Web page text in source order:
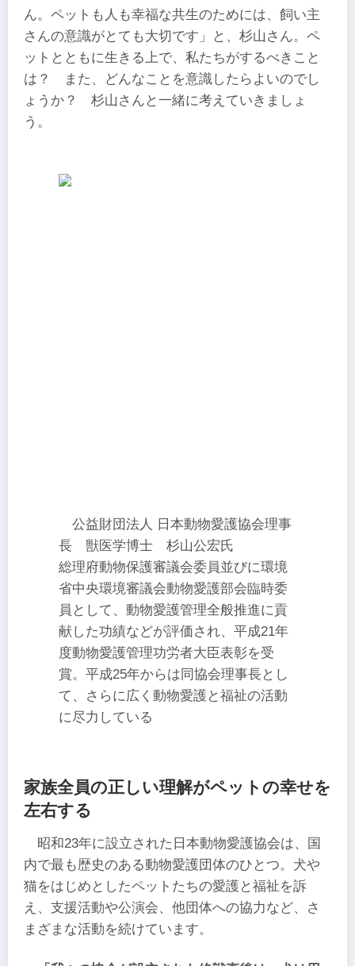
ん。ペットも人も幸福な共生のためには、飼い主
さんの意識がとても大切です」と、杉山さん。ペ
ットとともに生きる上で、私たちがするべきこと
は？ また、どんなことを意識したらよいのでし
ょうか？ 杉山さんと一緒に考えていきましょ
う。
公益財団法人 日本動物愛護協会理事
長 獣医学博士 杉山公宏氏
総理府動物保護審議会委員並びに環境
省中央環境審議会動物愛護部会臨時委
員として、動物愛護管理全般推進に貢
献した功績などが評価され、平成21年
度動物愛護管理功労者大臣表彰を受
賞。平成25年からは同協会理事長とし
て、さらに広く動物愛護と福祉の活動
に尽力している
家族全員の正しい理解がペットの幸せを
左右する
昭和23年に設立された日本動物愛護協会は、国
内で最も歴史のある動物愛護団体のひとつ。犬や
猫をはじめとしたペットたちの愛護と福祉を訴
え、支援活動や公演会、他団体への協力など、さ
まざまな活動を続けています。